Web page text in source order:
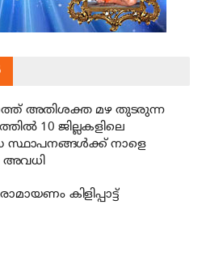
അതിശക്ത മഴ തുടരുന്ന
10 ജില്ലകളിലെ
സ്ഥാപനങ്ങൾക്ക് നാളെ
കിളിപ്പാട്ട്